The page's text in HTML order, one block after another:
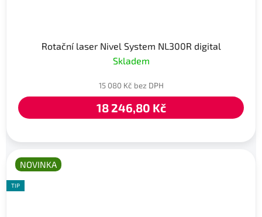
Rotační laser Nivel System NL300R digital
Skladem
15 080 Kč bez DPH
18 246,80 Kč
NOVINKA
TIP